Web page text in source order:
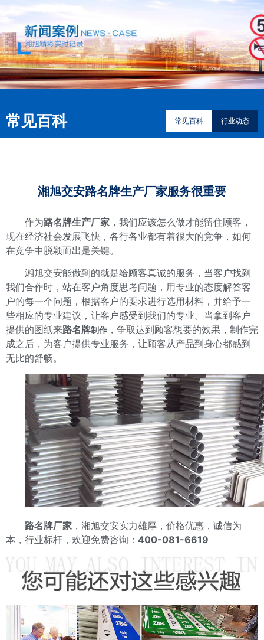
常见百科 常见百科 行业动态
湘旭交安路名牌生产厂家服务很重要
作为路名牌生产厂家 ，我们应该怎么做才能留住顾客，
现在经济社会发展飞快，各行各业都有着很大的竞争，如何
在竞争中脱颖而出是关键。
湘旭交安能做到的就是给顾客真诚的服务，当客户找到
我们合作时，站在客户角度思考问题，用专业的态度解答客
户的每一个问题，根据客户的要求进行选用材料，并给予一
些相应的专业建议，让客户感受到我们的专业。当拿到客户
提供的图纸来路名牌制作 ，争取达到顾客想要的效果，制作完
成之后，为客户提供专业服务，让顾客从产品到身心都感到
无比的舒畅。
路名牌厂家 ，湘旭交安实力雄厚，价格优惠，诚信为
本，行业标杆，欢迎免费咨询： 400-081-6619